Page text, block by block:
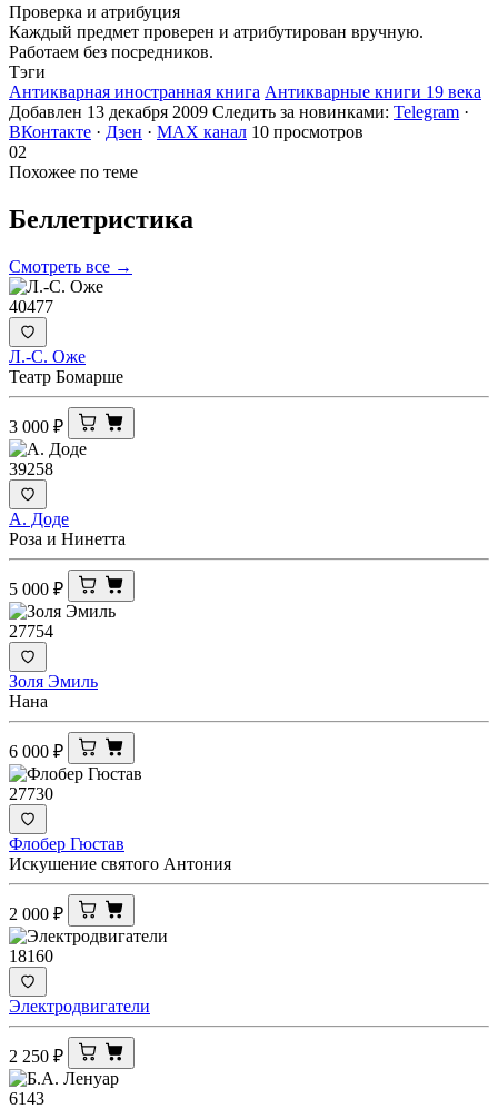
Проверка и атрибуция
Каждый предмет проверен и атрибутирован вручную.
Работаем без посредников.
Тэги
Антикварная иностранная книга Антикварные книги 19 века
Добавлен 13 декабря 2009 Следить за новинками: Telegram ·
ВКонтакте · Дзен · MAX канал 10 просмотров
02
Похожее по теме
Беллетристика
Смотреть все →
40477
Л.-С. Оже
Театр Бомарше
3 000 ₽
39258
А. Доде
Роза и Нинетта
5 000 ₽
27754
Золя Эмиль
Нана
6 000 ₽
27730
Флобер Гюстав
Искушение святого Антония
2 000 ₽
18160
Электродвигатели
2 250 ₽
6143